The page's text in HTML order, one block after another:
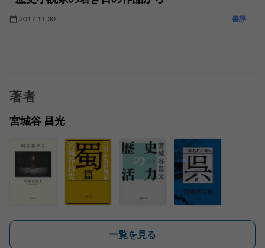
2017.11.30 書評
著者
宮城谷 昌光
一覧を見る